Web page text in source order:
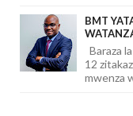
BMT
Baraza
12
mwenza